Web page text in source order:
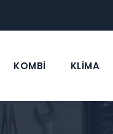
KOMBİ KLİMA